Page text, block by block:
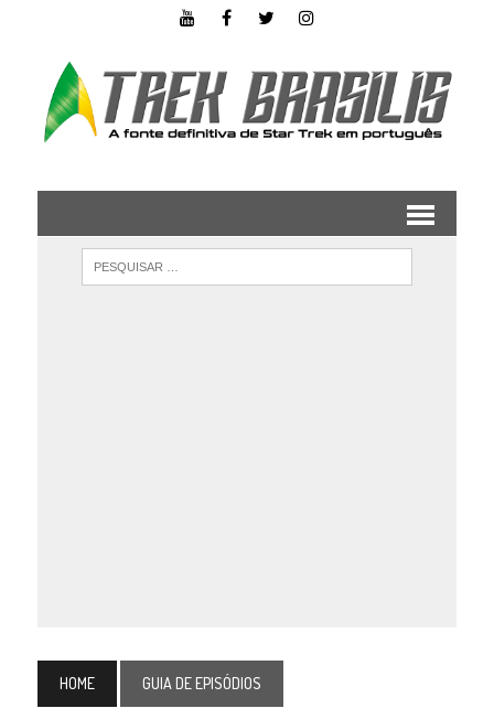
HOME GUIA DE EPISÓDIOS